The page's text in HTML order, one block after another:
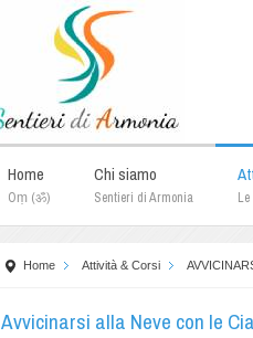
Home
Oṃ (ॐ)
Chi siamo
Sentieri di Armonia
Home Attività & Corsi
Avvicinarsi alla Neve con le